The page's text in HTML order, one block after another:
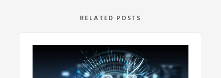
RELATED POSTS